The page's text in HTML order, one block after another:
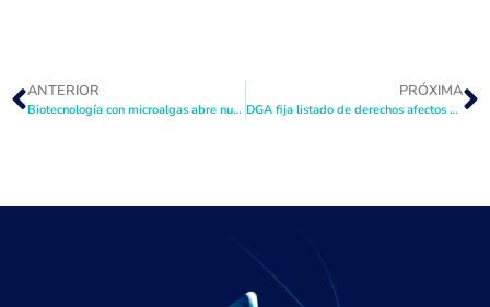
ANTERIOR
Biotecnología con microalgas abre nuevas oportunidades para mejorar suelos y eficiencia hídrica en zonas áridas
PRÓXIMA
DGA fija listado de derechos afectos a patente por no uso